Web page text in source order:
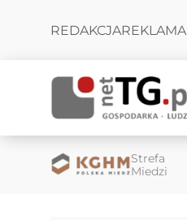
REDAKCJAREKLAMA
Strefa
Miedzi